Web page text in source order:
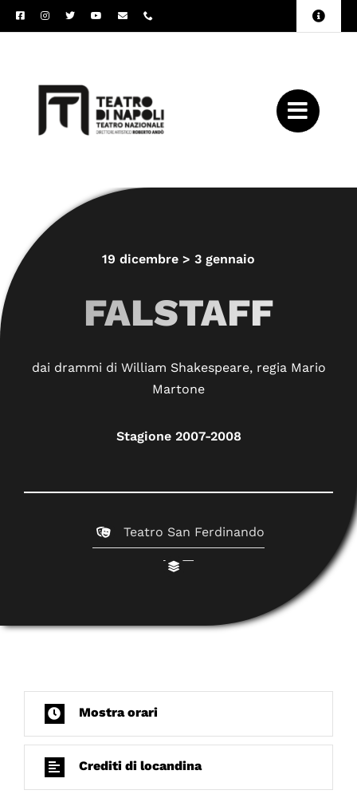
Salta
al
Toggle
19 dicembre > 3 gennaio
FALSTAFF
dai drammi di William Shakespeare, regia Mario
Martone
Stagione 2007-2008
Teatro San Ferdinando
Mostra orari
Crediti di locandina